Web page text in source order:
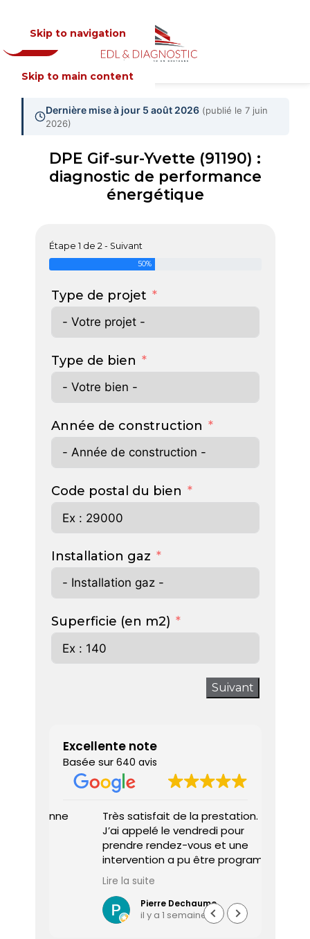
Skip to navigation
Skip to main content
MENU
Dernière mise à jour 5 août 2026 (publié le 7 juin
2026)
DPE Gif-sur-Yvette (91190) :
diagnostic de performance
énergétique
Étape 1 de 2 - Suivant
50%
Type de projet
Type de bien
Année de construction
Code postal du bien
Installation gaz
Superficie (en m2)
Suivant
Excellente note
Basée sur 640 avis
Très satisfait de la prestation.
J’ai appelé le vendredi pour
prendre rendez-vous et une
intervention a pu être programmée
dès le lundi matin.
Le diagnostiqueur est arrivé à
l’heure, a été très professionnel,
efficace et a pris le temps de
Lire la suite
Pierre Dechaume
il y a 1 semaine